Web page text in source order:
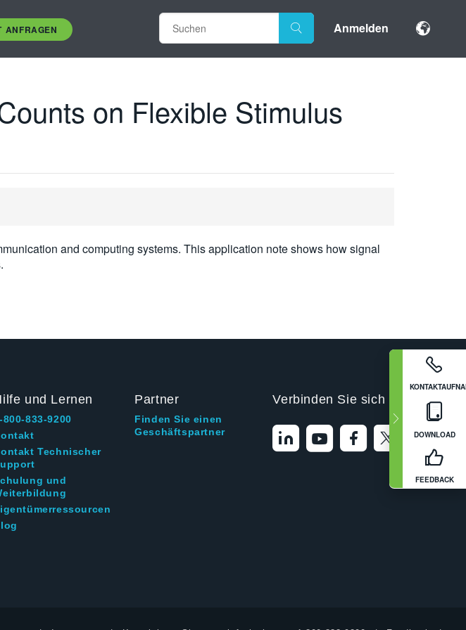
ANFRAGEN Anmelden
DOWNLOAD
FEEDBACK
on Flexible Stimulus
and computing systems. This application note shows how signal
und Lernen
800-833-9200
Technischer
und
Partner
Finden Sie einen
Geschäftspartner
Verbinden Sie sich mit uns